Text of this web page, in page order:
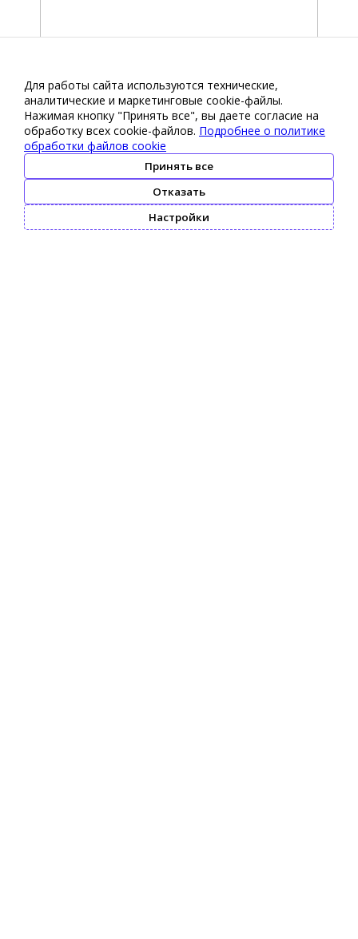
Для работы сайта используются технические,
аналитические и маркетинговые сооkіе-файлы.
Нажимая кнопку "Принять все", вы даете согласие на
обработку всех cookie-файлов. Подробнее о политике
обработки файлов cookie
Принять все
Отказать
Настройки